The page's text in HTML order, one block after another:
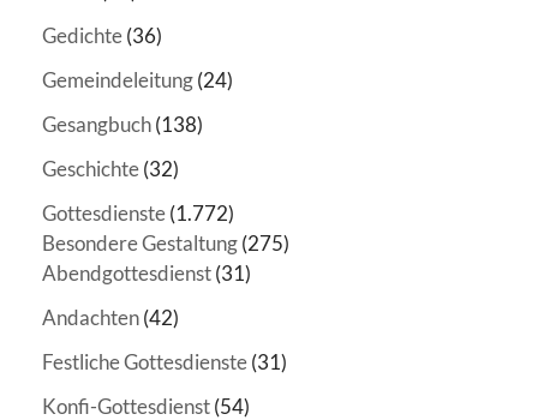
Gedichte(36)
Gemeindeleitung(24)
Gesangbuch(138)
Geschichte(32)
Gottesdienste(1.772)
Besondere Gestaltung(275)
Abendgottesdienst(31)
Andachten(42)
Festliche Gottesdienste(31)
Konfi-Gottesdienst(54)